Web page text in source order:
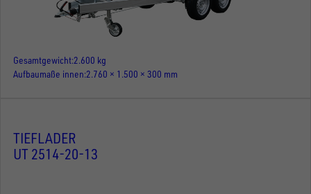
Gesamtgewicht 2.600 kg
Aufbaumaße innen 2.760 × 1.500 × 300 mm
TIEFLADER
UT 2514-20-13